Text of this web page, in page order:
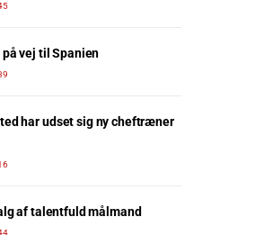
vej til Spanien
har udset sig ny cheftræner
af talentfuld målmand